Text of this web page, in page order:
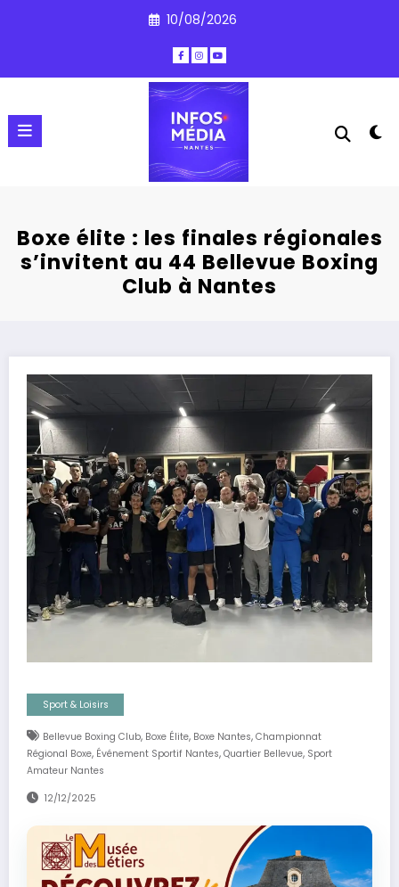
10/08/2026
Boxe élite : les finales régionales
s’invitent au 44 Bellevue Boxing
Club à Nantes
Sport & Loisirs
Bellevue Boxing Club, Boxe Élite, Boxe Nantes, Championnat
Régional Boxe, Événement Sportif Nantes, Quartier Bellevue, Sport
Amateur Nantes
12/12/2025